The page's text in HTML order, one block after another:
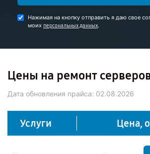
Нажимая на кнопку отправить я даю свое
моих персональных данных.
Цены на ремонт
Дата обновления прайса: 02.08.2026
Услуги Цена,